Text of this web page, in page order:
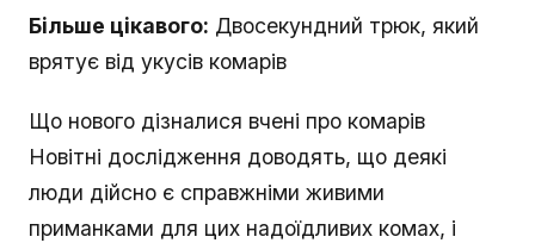
Більше цікавого: Двосекундний трюк, який
врятує від укусів комарів
Що нового дізналися вчені про комарів
Новітні дослідження доводять, що деякі
люди дійсно є справжніми живими
приманками для цих надоїдливих комах, і